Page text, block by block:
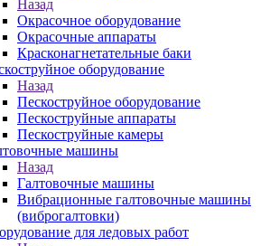
Назад
Окрасочное оборудование
Окрасочные аппараты
Красконагнетательные баки
оборудование
Назад
Пескоструйное оборудование
Пескоструйные аппараты
Пескоструйные камеры
машины
Назад
Галтовочные машины
Вибрационные галтовочные машины
(виброгалтовки)
для ледовых работ